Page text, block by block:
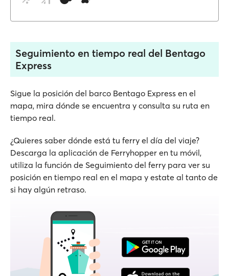
Seguimiento en tiempo real del Bentago
Express
Sigue la posición del barco Bentago Express en el
mapa, mira dónde se encuentra y consulta su ruta en
tiempo real.
¿Quieres saber dónde está tu ferry el día del viaje?
Descarga la aplicación de Ferryhopper en tu móvil,
utiliza la función de Seguimiento del ferry para ver su
posición en tiempo real en el mapa y estate al tanto de
si hay algún retraso.